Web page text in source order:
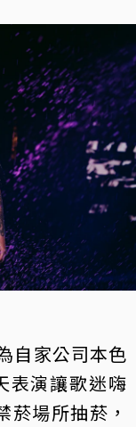
自家公司本色
表演讓歌迷嗨
菸場所抽菸，